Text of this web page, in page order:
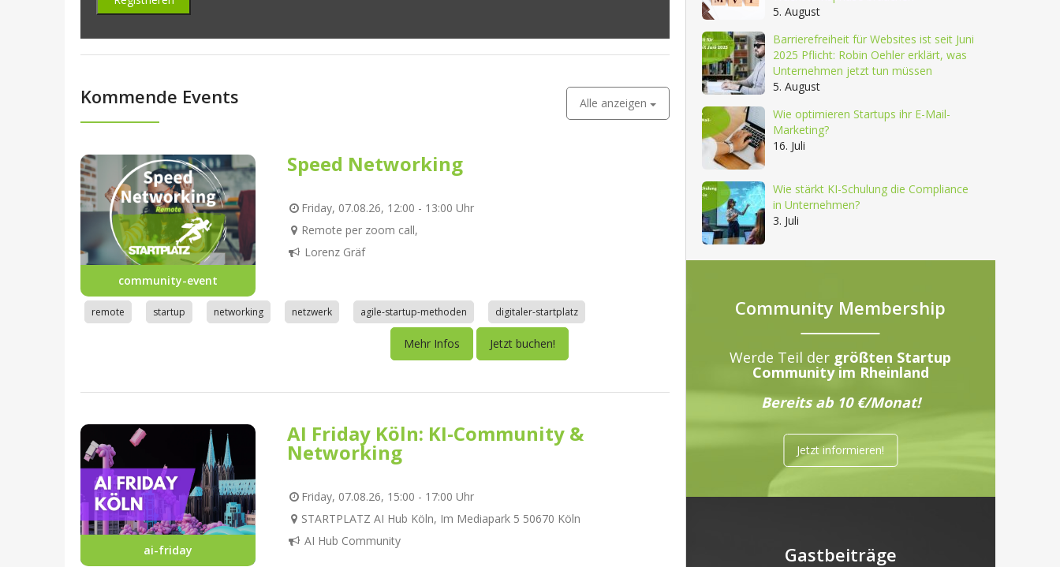
Kommende Events Alle anzeigen
community-event
Speed Networking
Friday, 07.08.26, 12:00 - 13:00 Uhr
Remote per zoom call,
Lorenz Gräf
remote startup networking netzwerk agile-startup-methoden digitaler-startplatz
Mehr Infos Jetzt buchen!
ai-friday
AI Friday Köln: KI-Community &
Networking
Friday, 07.08.26, 15:00 - 17:00 Uhr
STARTPLATZ AI Hub Köln, Im Mediapark 5 50670 Köln
AI Hub Community
5. August
Barrierefreiheit für Websites ist seit Juni
2025 Pflicht: Robin Oehler erklärt, was
Unternehmen jetzt tun müssen
5. August
Wie optimieren Startups ihr E-Mail-
Marketing?
16. Juli
Wie stärkt KI-Schulung die Compliance
in Unternehmen?
3. Juli
Community Membership
Werde Teil der größten Startup
Community im Rheinland
Bereits ab 10 €/Monat!
Jetzt informieren!
Gastbeiträge